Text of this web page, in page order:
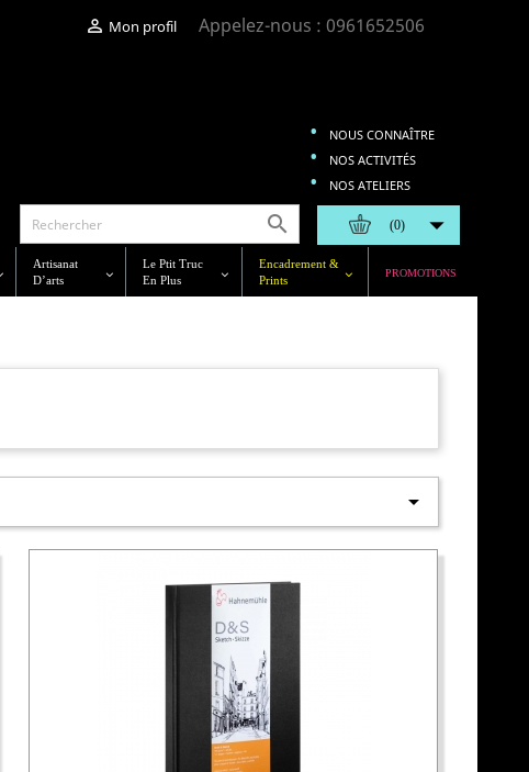
 Mon profil Appelez-nous : 0961652506
NOUS CONNAÎTRE
NOS ACTIVITÉS
NOS ATELIERS
 (0) 
Artisanat
D’arts
Le Ptit Truc
En Plus
Encadrement &
Prints
PROMOTIONS
